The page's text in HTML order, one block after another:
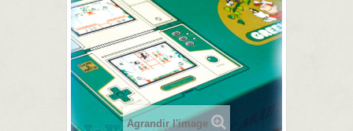
Agrandir l'image